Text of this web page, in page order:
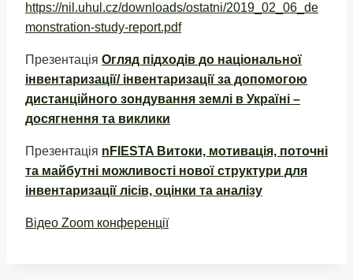
https://nil.uhul.cz/downloads/ostatni/2019_02_06_de
monstration-study-report.pdf
Презентація Огляд підходів до національної
інвентаризації/ інвентаризації за допомогою
дистанційного зондування землі в Україні –
досягнення та виклики
Презентація nFIESTA Витоки, мотивація, поточні
та майбутні можливості нової структури для
інвентаризації лісів, оцінки та аналізу
Відео Zoom конференції